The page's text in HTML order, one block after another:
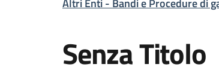
Altri Enti - Bandi e Procedure di
Senza Titolo